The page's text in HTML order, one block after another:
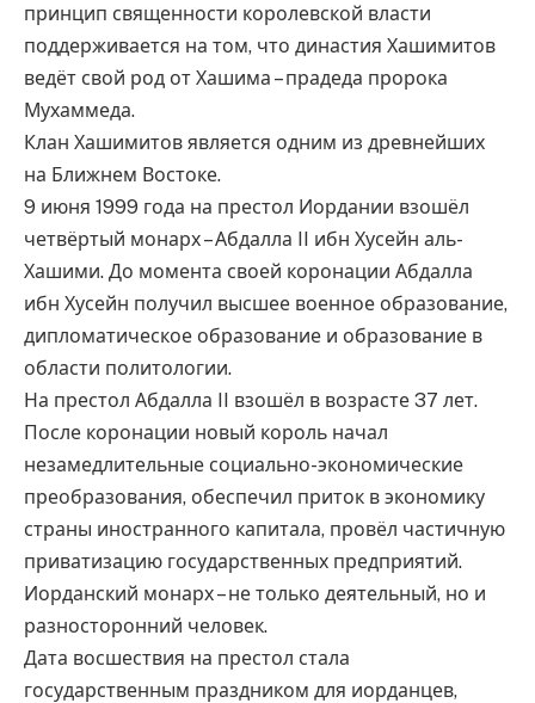
принцип священности королевской власти
поддерживается на том, что династия Хашимитов
ведёт свой род от Хашима – прадеда пророка
Мухаммеда.
Клан Хашимитов является одним из древнейших
на Ближнем Востоке.
9 июня 1999 года на престол Иордании взошёл
четвёртый монарх – Абдалла II ибн Хусейн аль-
Хашими. До момента своей коронации Абдалла
ибн Хусейн получил высшее военное образование,
дипломатическое образование и образование в
области политологии.
На престол Абдалла II взошёл в возрасте 37 лет.
После коронации новый король начал
незамедлительные социально-экономические
преобразования, обеспечил приток в экономику
страны иностранного капитала, провёл частичную
приватизацию государственных предприятий.
Иорданский монарх – не только деятельный, но и
разносторонний человек.
Дата восшествия на престол стала
государственным праздником для иорданцев,